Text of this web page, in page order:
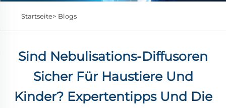
Startseite> Blogs
Sind Nebulisations-Diffusoren
Sicher Für Haustiere Und
Kinder? Expertentipps Und Die